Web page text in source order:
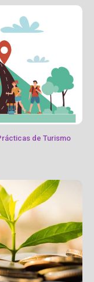
de Turismo